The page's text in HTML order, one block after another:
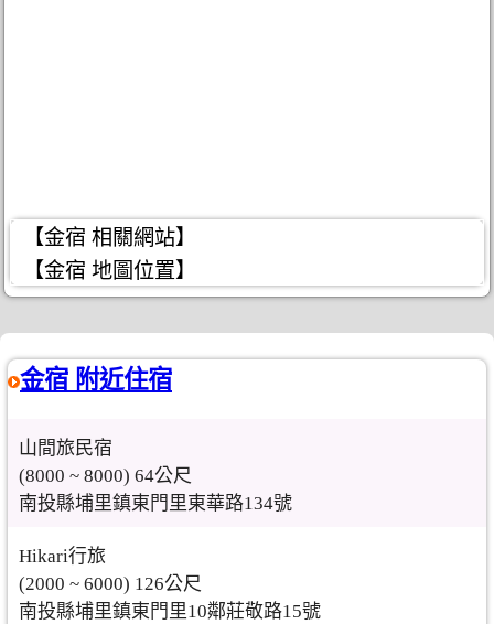
【金宿 相關網站】
【金宿 地圖位置】
金宿 附近住宿
山間旅民宿
(8000 ~ 8000) 64公尺
南投縣埔里鎮東門里東華路134號
Hikari行旅
(2000 ~ 6000) 126公尺
南投縣埔里鎮東門里10鄰莊敬路15號